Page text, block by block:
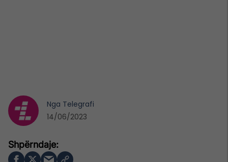
Nga Telegrafi
14/06/2023